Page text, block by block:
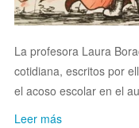
La profesora Laura
cotidiana, escritos por
el acoso escolar en el
Leer más